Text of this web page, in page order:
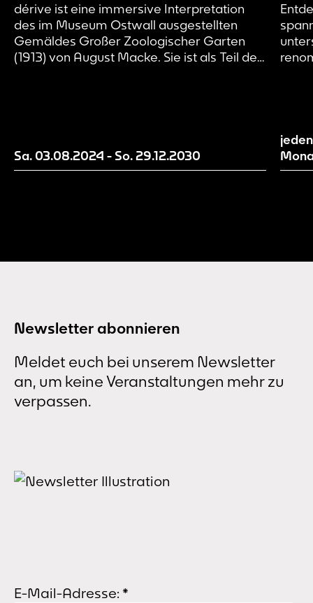
dérive ist eine immersive Interpretation
des im Museum Ostwall ausgestellten
Gemäldes Großer Zoologischer Garten
(1913) von August Macke. Sie ist als Teil des
diese mit Hilfe von euch als
Besucher*innen weiter.
Sa. 03.08.2024 - So. 29.12.2030
Newsletter abonnieren
Meldet euch bei unserem Newsletter
an, um keine Veranstaltungen mehr zu
verpassen.
E-Mail-Adresse: *